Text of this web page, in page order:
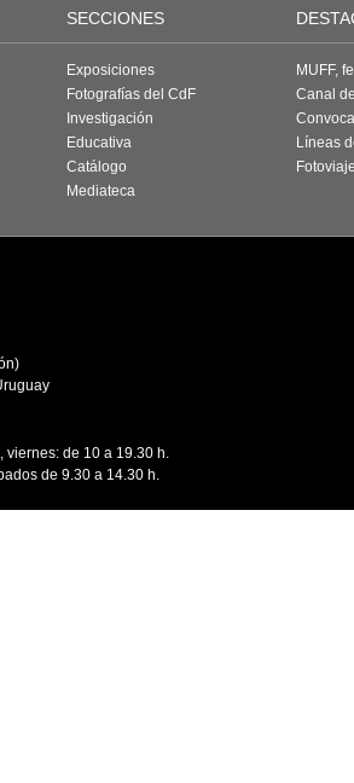
SECCIONES
Exposiciones
Fotografías del CdF
Investigación
Educativa
Catálogo
Mediateca
MUFF,
Canal
Líneas
viernes: de 10 a 19.30 h.
de 9.30 a 14.30 h.